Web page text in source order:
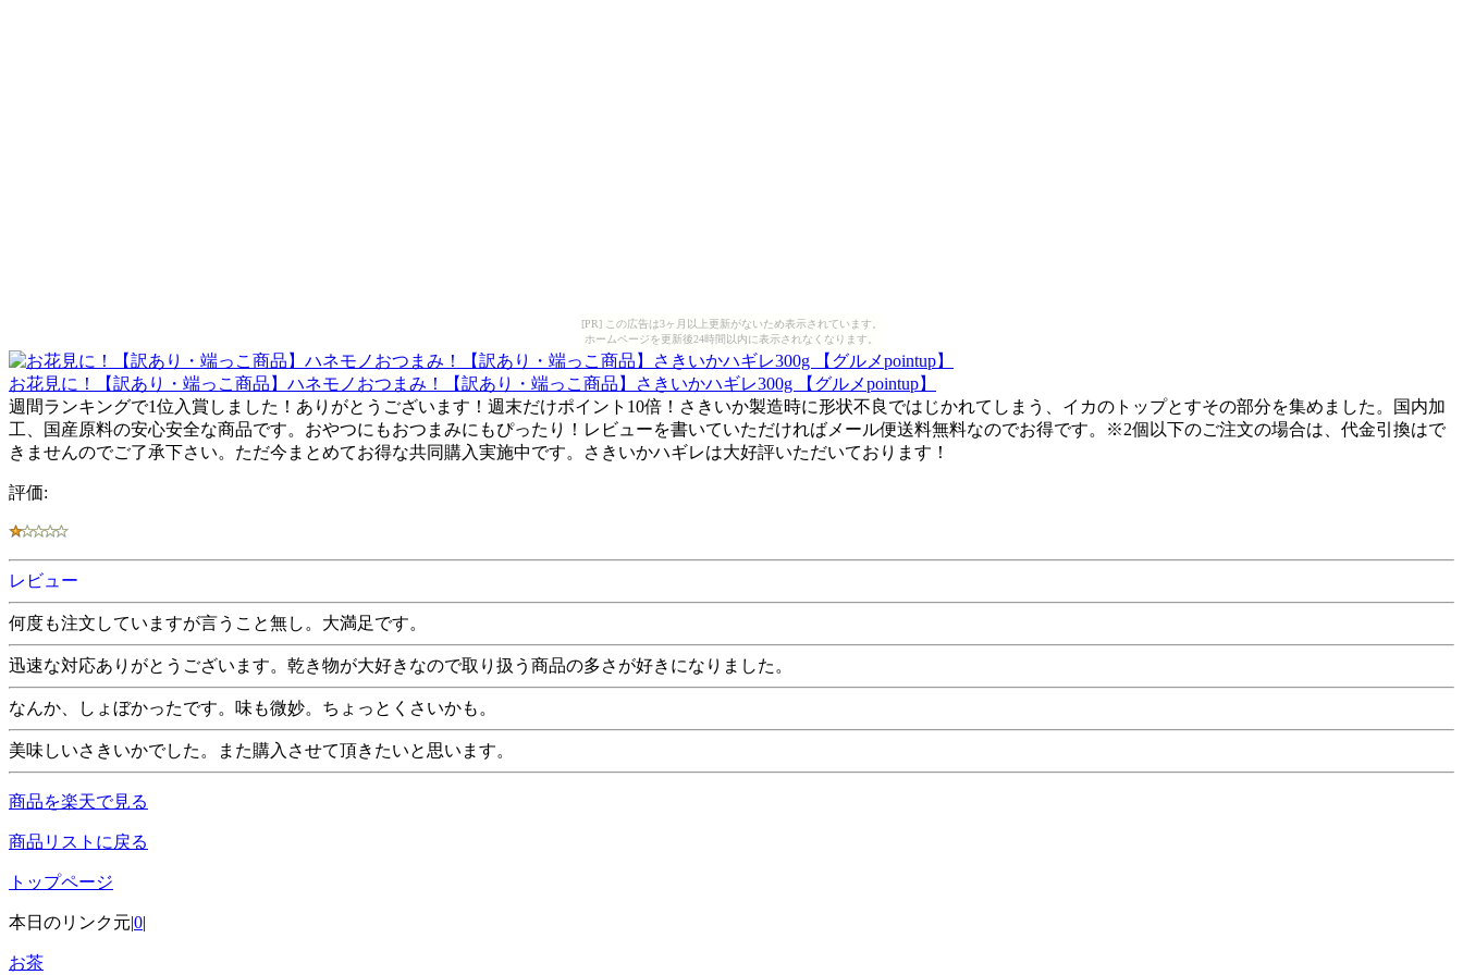
[PR] この広告は3ヶ月以上更新がないため表示されています。
ホームページを更新後24時間以内に表示されなくなります。
お花見に！【訳あり・端っこ商品】ハネモノおつまみ！【訳あり・端っこ商品】さきいかハギレ300g 【グルメpointup】
週間ランキングで1位入賞しました！ありがとうございます！週末だけポイント10倍！さきいか製造時に形状不良ではじかれてしまう、イカのトップとすその部分を集めました。国内加
工、国産原料の安心安全な商品です。おやつにもおつまみにもぴったり！レビューを書いていただければメール便送料無料なのでお得です。※2個以下のご注文の場合は、代金引換はで
きませんのでご了承下さい。ただ今まとめてお得な共同購入実施中です。さきいかハギレは大好評いただいております！
評価:
レビュー
何度も注文していますが言うこと無し。大満足です。
迅速な対応ありがとうございます。乾き物が大好きなので取り扱う商品の多さが好きになりました。
なんか、しょぼかったです。味も微妙。ちょっとくさいかも。
美味しいさきいかでした。また購入させて頂きたいと思います。
商品を楽天で見る
商品リストに戻る
トップページ
本日のリンク元|0|
お茶